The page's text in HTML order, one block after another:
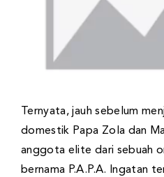
Ternyata, jauh sebelum
domestik Papa Zola dan
anggota elite dari sebuah
bernama P.A.P.A. Ingatan